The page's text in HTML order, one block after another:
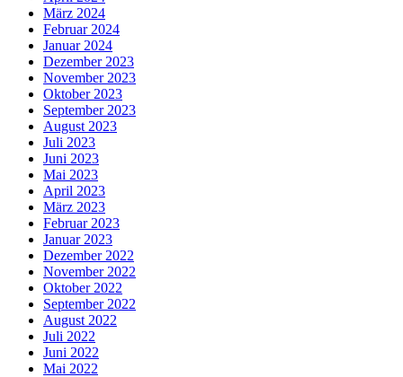
März 2024
Februar 2024
Januar 2024
Dezember 2023
November 2023
Oktober 2023
September 2023
August 2023
Juli 2023
Juni 2023
Mai 2023
April 2023
März 2023
Februar 2023
Januar 2023
Dezember 2022
November 2022
Oktober 2022
September 2022
August 2022
Juli 2022
Juni 2022
Mai 2022